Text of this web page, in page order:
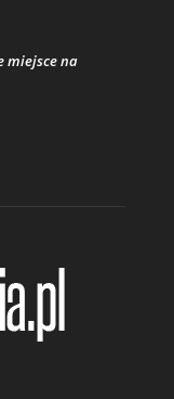
miejsce na